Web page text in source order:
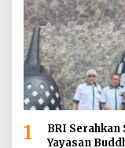
1
BRI Serahkan
Yayasan